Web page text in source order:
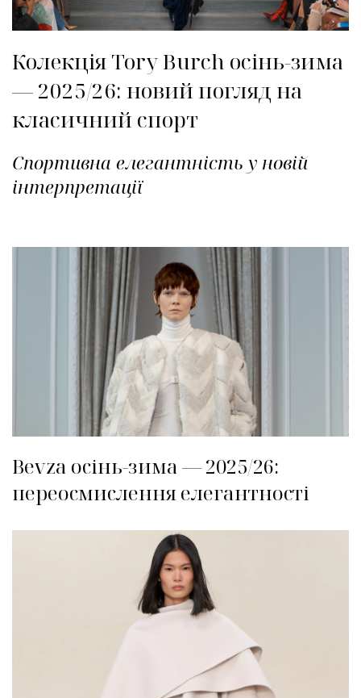
Колекція Tory Burch осінь-зима
— 2025/26: новий погляд на
класичний спорт
Спортивна елегантність у новій
інтерпретації
Bevza осінь-зима — 2025/26:
переосмислення елегантності